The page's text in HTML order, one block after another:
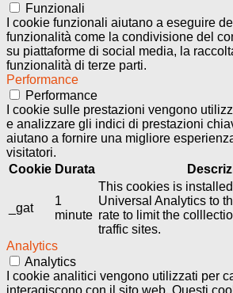
Funzionali
I cookie funzionali aiutano a eseguire
funzionalità come la condivisione del
su piattaforme di social media, la
funzionalità di terze parti.
Performance
Performance
I cookie sulle prestazioni vengono
e analizzare gli indici di prestazioni
aiutano a fornire una migliore
visitatori.
Cookie Durata
_gat
1
minute
This cookies is
Universal Analytics to
rate to limit the
traffic sites.
Analytics
Analytics
I cookie analitici vengono utilizzati per
interagiscono con il sito web. Questi